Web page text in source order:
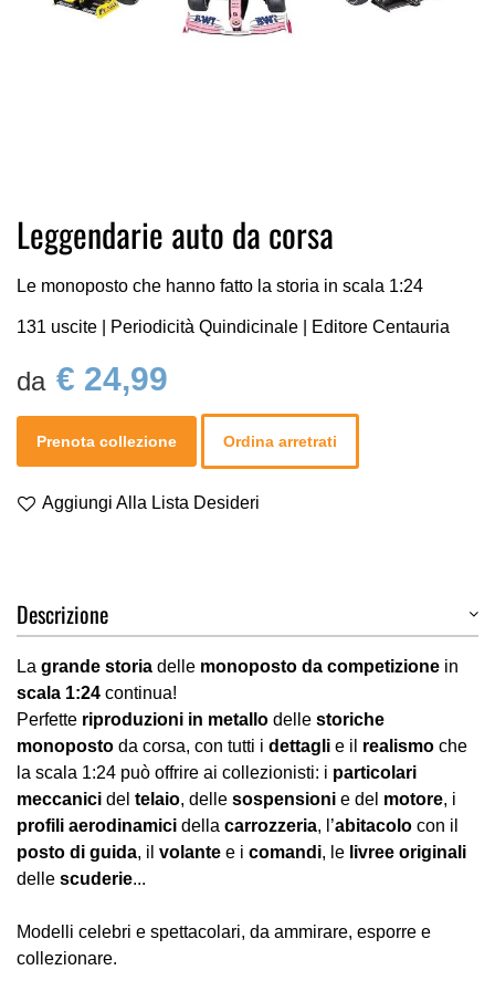
all'inizio
della
galleria
immagini
Leggendarie auto da corsa
Le monoposto che hanno fatto la storia in scala 1:24
131 uscite | Periodicità Quindicinale | Editore Centauria
€ 24,99
Prenota collezione Ordina arretrati
Aggiungi Alla Lista Desideri
Descrizione
La grande storia delle monoposto da competizione in
scala 1:24 continua!
Perfette riproduzioni in metallo delle storiche
monoposto da corsa, con tutti i dettagli e il realismo che
la scala 1:24 può offrire ai collezionisti: i particolari
meccanici del telaio, delle sospensioni e del motore, i
profili aerodinamici della carrozzeria, l’abitacolo con il
posto di guida, il volante e i comandi, le livree originali
delle scuderie...
Modelli celebri e spettacolari, da ammirare, esporre e
collezionare.